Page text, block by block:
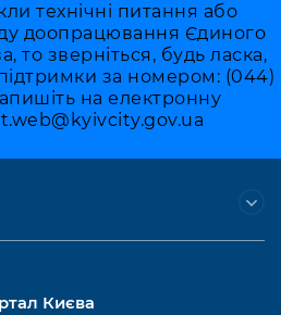
технічні питання або
доопрацювання Єдиного
то зверніться, будь ласка,
за номером: (044)
на електронну
Києва